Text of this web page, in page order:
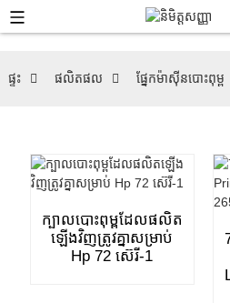
ផ្ទះ ផលិតផល ផ្នែកម៉ាស៊ីនបោះពុម្ព
ក្បាលបោះពុម្ពដែលផលិត
ឡើងវិញត្រូវគ្នាសម្រាប់
Hp 72 ស៊េរី-1